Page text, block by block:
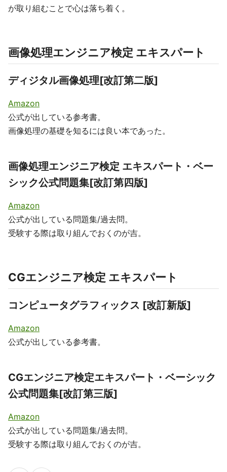
が取り組むことで心は落ち着く。
画像処理エンジニア検定 エキスパート
ディジタル画像処理[改訂第二版]
Amazon
公式が出している参考書。
画像処理の基礎を知るには良い本であった。
画像処理エンジニア検定 エキスパート・ベー
シック公式問題集[改訂第四版]
Amazon
公式が出している問題集/過去問。
受験する際は取り組んでおくのが吉。
CGエンジニア検定 エキスパート
コンピュータグラフィックス [改訂新版]
Amazon
公式が出している参考書。
CGエンジニア検定エキスパート・ベーシック
公式問題集[改訂第三版]
Amazon
公式が出している問題集/過去問。
受験する際は取り組んでおくのが吉。